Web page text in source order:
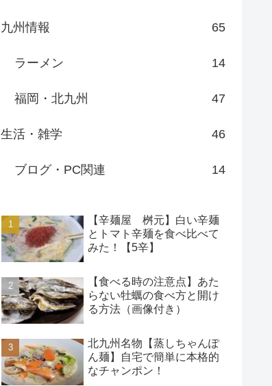
九州情報 65
ラーメン 14
福岡・北九州 47
生活・雑学 46
ブログ・PC関連 14
【辛麺屋 桝元】白い辛麺
とトマト辛麺を食べ比べて
みた！【5辛】
【食べる時の注意点】あた
らない牡蠣の食べ方と開け
る方法（画像付き）
北九州名物【蒸しちゃんぽ
ん麺】自宅で簡単に本格的
なチャンポン！